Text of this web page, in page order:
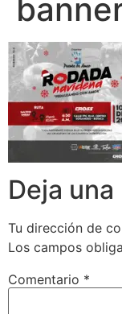
Deja
Tu dirección de
Los campos
Comentario *